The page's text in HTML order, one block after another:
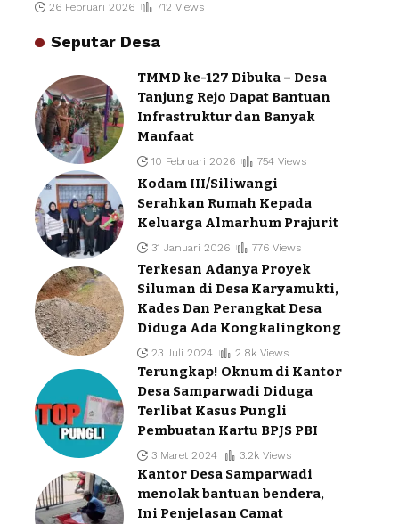
26 Februari 2026 712 Views
Seputar Desa
TMMD ke-127 Dibuka – Desa
Tanjung Rejo Dapat Bantuan
Infrastruktur dan Banyak
Manfaat
10 Februari 2026 754 Views
Kodam III/Siliwangi
Serahkan Rumah Kepada
Keluarga Almarhum Prajurit
31 Januari 2026 776 Views
Terkesan Adanya Proyek
Siluman di Desa Karyamukti,
Kades Dan Perangkat Desa
Diduga Ada Kongkalingkong
23 Juli 2024 2.8k Views
Terungkap! Oknum di Kantor
Desa Samparwadi Diduga
Terlibat Kasus Pungli
Pembuatan Kartu BPJS PBI
3 Maret 2024 3.2k Views
Kantor Desa Samparwadi
menolak bantuan bendera,
Ini Penjelasan Camat